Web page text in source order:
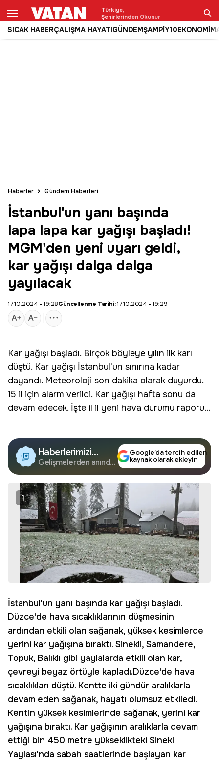
Türkiye,
Şehirlerinden Okunur
SICAK HABERÇALIŞMA HAYATIGÜNDEMŞAMPİY10EKONOMİ
Ara
Haberler Gündem Haberleri
İstanbul'un yanı başında
lapa lapa kar yağışı başladı!
MGM'den yeni uyarı geldi,
kar yağışı dalga dalga
yayılacak
17.10.2024 - 19:28Güncellenme Tarihi:17.10.2024 - 19:29
Kar yağışı başladı. Birçok böyleye yılın ilk karı
düştü. Kar yağışı İstanbul'un sınırına kadar
dayandı. Meteoroloji son dakika olarak duyurdu.
15 il için alarm verildi. Kar yağışı hafta sonu da
devam edecek. İşte il il yeni hava durumu raporu...
Haberlerimizi
Google'da Takip
Edin
Gelişmelerden anında
Google’da tercih edilen
kaynak olarak ekleyin
1
İstanbul'un yanı başında kar yağışı başladı.
Düzce'de hava sıcaklıklarının düşmesinin
ardından etkili olan sağanak, yüksek kesimlerde
yerini kar yağışına bıraktı. Sinekli, Samandere,
Topuk, Balıklı gibi yaylalarda etkili olan kar,
çevreyi beyaz örtüyle kapladı.Düzce'de hava
sıcaklıkları düştü. Kentte iki gündür aralıklarla
devam eden sağanak, hayatı olumsuz etkiledi.
Kentin yüksek kesimlerinde sağanak, yerini kar
yağışına bıraktı. Kar yağışının aralıklarla devam
ettiği bin 450 metre yükseklikteki Sinekli
Yaylası'nda sabah saatlerinde başlayan kar